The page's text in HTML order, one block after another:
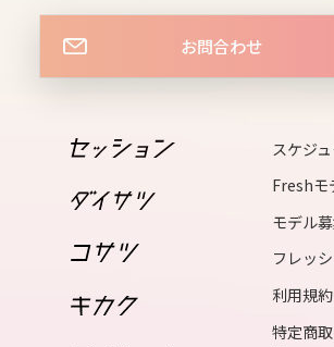
sun
16
17
tue
18
19
thu
お問合わせ
スケジ
Freshモ
モデル
フレッ
利用規約
特定商